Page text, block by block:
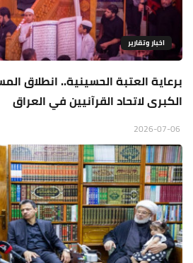
اخبار وتقارير
برعاية العتبة الحسينية.. انطلاق
الكبرى لاتحاد القرآنيين في العراق